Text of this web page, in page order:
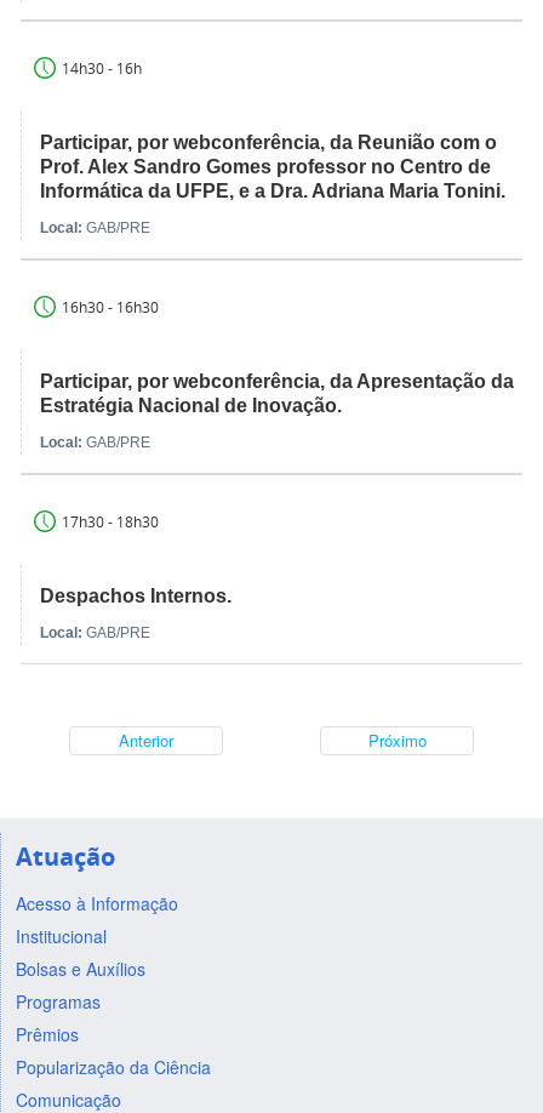
14h30 - 16h
Participar, por webconferência, da Reunião com o
Prof. Alex Sandro Gomes professor no Centro de
Informática da UFPE, e a Dra. Adriana Maria Tonini.
Local: GAB/PRE
16h30 - 16h30
Participar, por webconferência, da Apresentação da
Estratégia Nacional de Inovação.
Local: GAB/PRE
17h30 - 18h30
Despachos Internos.
Local: GAB/PRE
Anterior Próximo
Atuação
Acesso à Informação
Institucional
Bolsas e Auxílios
Programas
Prêmios
Popularização da Ciência
Comunicação